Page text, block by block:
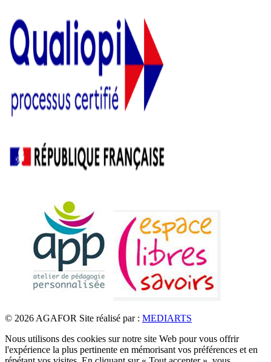
© 2026 AGAFOR Site réalisé par : MEDIARTS
Nous utilisons des cookies sur notre site Web pour vous offrir
l'expérience la plus pertinente en mémorisant vos préférences et en